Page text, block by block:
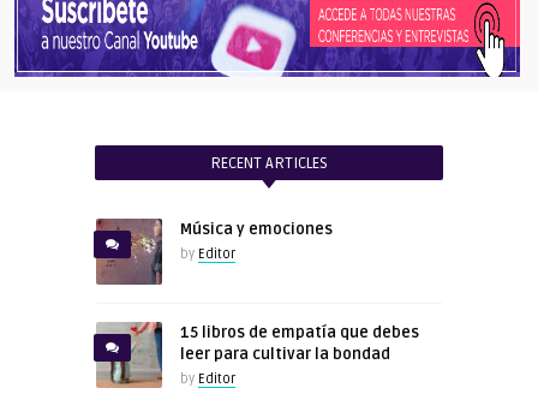
RECENT ARTICLES
Música y emociones
by Editor
15 libros de empatía que debes
leer para cultivar la bondad
by Editor